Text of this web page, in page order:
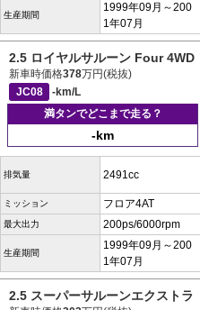
生産期間
1999年09月～200
1年07月
2.5 ロイヤルサルーン Four 4WD
新車時価格378万円(税抜)
JC08
-km/L
満タンでどこまで走る？
-km
排気量 2491cc
ミッション フロア4AT
最大出力 200ps/6000rpm
生産期間
1999年09月～200
1年07月
2.5 スーパーサルーンエクストラ